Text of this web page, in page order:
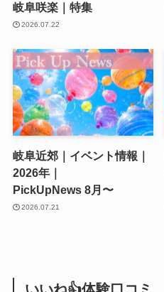
岐阜咲楽｜特集
2026.07.22
岐阜近郊｜イベント情報｜
2026年｜
PickUpNews 8月〜
2026.07.21
いいね👍体験口コミ